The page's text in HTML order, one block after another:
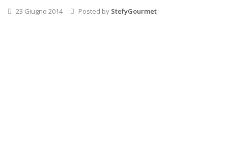
23 Giugno 2014 Posted by StefyGourmet